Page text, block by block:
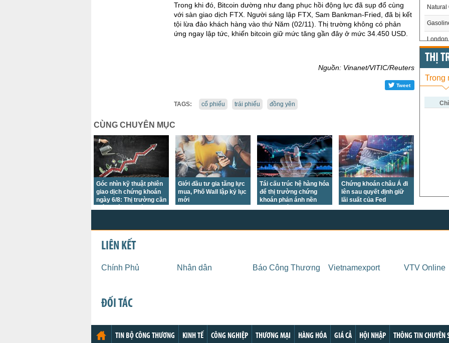
Trong khi đó, Bitcoin dường như đang phục hồi động lực đã sụp đổ cùng
với sàn giao dịch FTX. Người sáng lập FTX, Sam Bankman-Fried, đã bị kết
tội lừa đảo khách hàng vào thứ Năm (02/11). Thị trường không có phản
ứng ngay lập tức, khiến bitcoin giữ mức tăng gần đây ở mức 34.450 USD.
Nguồn: Vinanet/VITIC/Reuters
Tweet
TAGS: cổ phiếu trái phiếu đồng yên
CÙNG CHUYÊN MỤC
Góc nhìn kỹ thuật phiên
giao dịch chứng khoán
ngày 6/8: Thị trường cần
Giới đầu tư gia tăng lực
mua, Phố Wall lập kỷ lục
mới
Tái cấu trúc hệ hàng hóa
để thị trường chứng
khoán phản ánh nền
Chứng khoán châu Á đi
lên sau quyết định giữ
lãi suất của Fed
Natural
London
US
US
US
THỊ
Trong
LIÊN KẾT
Chính Phủ Nhân dân Báo Công Thương Vietnamexport VTV Online
ĐỐI TÁC
TIN BỘ CÔNG THƯƠNG KINH TẾ CÔNG NGHIỆP THƯƠNG MẠI HÀNG HÓA GIÁ CẢ HỘI NHẬP THÔNG TIN CHUYÊN